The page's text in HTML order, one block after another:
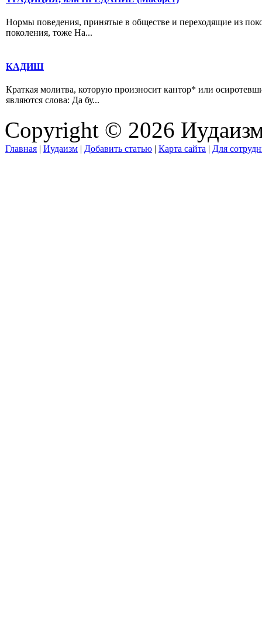
Нормы поведения, принятые в обществе и переходящие из
поколения, тоже На...
КАДИШ
Краткая молитва, которую произносит кантор* или
являются слова: Да бу...
Copyright © 2026
Главная | Иудаизм | Добавить статью | Карта сайта | Для